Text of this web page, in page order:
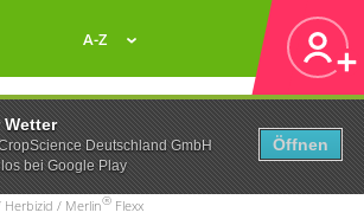
Wetter
Deutschland GmbH
bei Google Play
Öffnen
A-Z
Herbizid / Merlin® Flexx